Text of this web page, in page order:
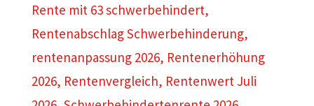
Rente mit 63 schwerbehindert,
Rentenabschlag Schwerbehinderung,
rentenanpassung 2026, Rentenerhöhung
2026, Rentenvergleich, Rentenwert Juli